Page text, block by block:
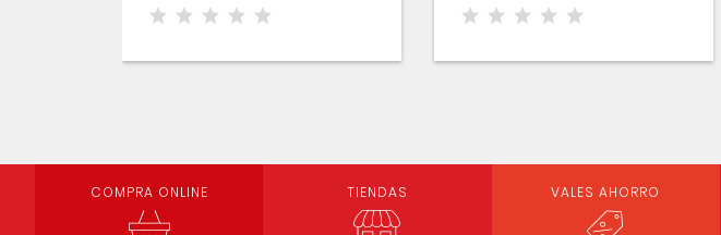
COMPRA ONLINE TIENDAS VALES AHORRO